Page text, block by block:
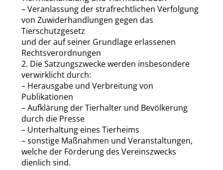
– Veranlassung der strafrechtlichen Verfolgung
von Zuwiderhandlungen gegen das
Tierschutzgesetz
und der auf seiner Grundlage erlassenen
Rechtsverordnungen
2. Die Satzungszwecke werden insbesondere
verwirklicht durch:
– Herausgabe und Verbreitung von
Publikationen
– Aufklärung der Tierhalter und Bevölkerung
durch die Presse
– Unterhaltung eines Tierheims
– sonstige Maßnahmen und Veranstaltungen,
welche der Förderung des Vereinszwecks
dienlich sind.